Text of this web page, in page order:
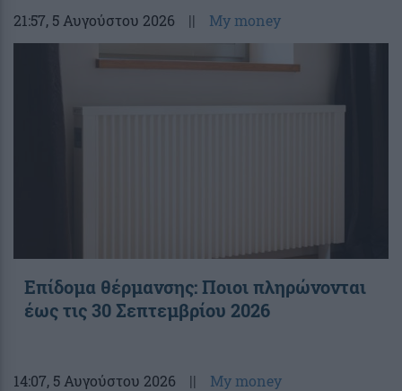
21:57, 5 Αυγούστου 2026 || My money
Επίδομα θέρμανσης: Ποιοι πληρώνονται
έως τις 30 Σεπτεμβρίου 2026
14:07, 5 Αυγούστου 2026 || My money